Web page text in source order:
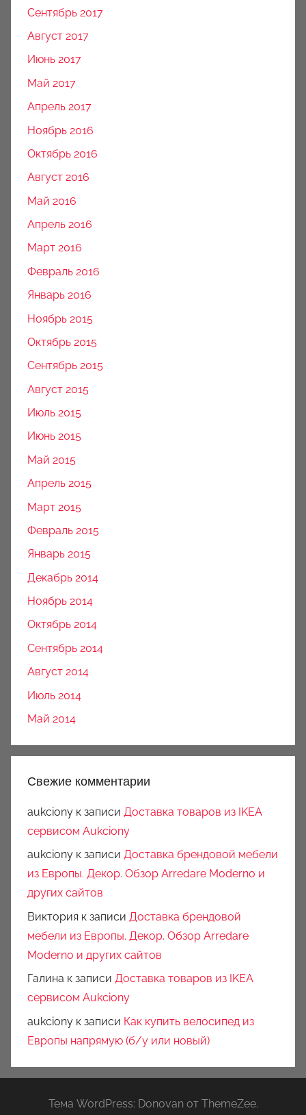
Сентябрь 2017
Август 2017
Июнь 2017
Май 2017
Апрель 2017
Ноябрь 2016
Октябрь 2016
Август 2016
Май 2016
Апрель 2016
Март 2016
Февраль 2016
Январь 2016
Ноябрь 2015
Октябрь 2015
Сентябрь 2015
Август 2015
Июль 2015
Июнь 2015
Май 2015
Апрель 2015
Март 2015
Февраль 2015
Январь 2015
Декабрь 2014
Ноябрь 2014
Октябрь 2014
Сентябрь 2014
Август 2014
Июль 2014
Май 2014
Свежие комментарии
aukciony к записи Доставка товаров из IKEA
сервисом Aukciony
aukciony к записи Доставка брендовой мебели
из Европы. Декор. Обзор Arredare Moderno и
других сайтов
Виктория к записи Доставка брендовой
мебели из Европы. Декор. Обзор Arredare
Moderno и других сайтов
Галина к записи Доставка товаров из IKEA
сервисом Aukciony
aukciony к записи Как купить велосипед из
Европы напрямую (б/у или новый)
Тема WordPress: Donovan от ThemeZee.